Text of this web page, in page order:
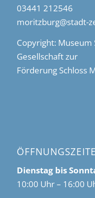
03441 212546
moritzburg@stadt-
Copyright: Museum
Gesellschaft zur
Förderung Schloss
Dienstag bis
10:00 Uhr – 16:00